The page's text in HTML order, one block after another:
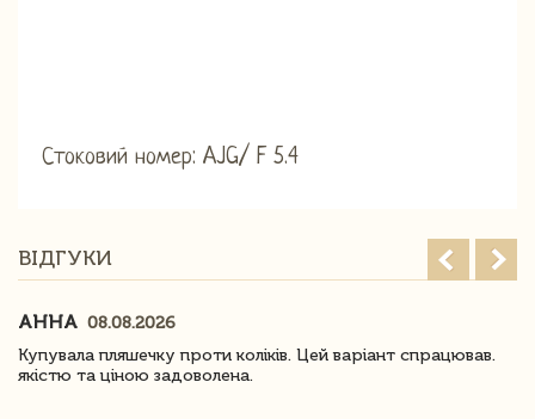
Стоковий номер: AJG/ F 5.4
ВІДГУКИ
АННА 08.08.2026
Купувала пляшечку проти коліків. Цей варіант спрацював.
якістю та ціною задоволена.